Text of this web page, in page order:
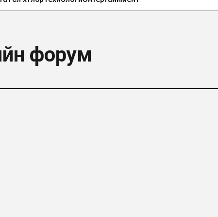
форум